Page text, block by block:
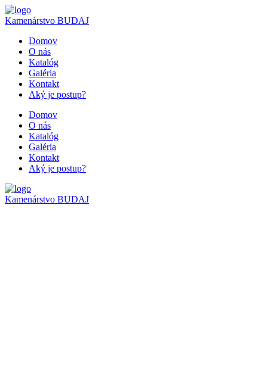
Kamenárstvo BUDAJ
Domov
O nás
Katalóg
Galéria
Kontakt
Aký je postup?
Domov
O nás
Katalóg
Galéria
Kontakt
Aký je postup?
Kamenárstvo BUDAJ